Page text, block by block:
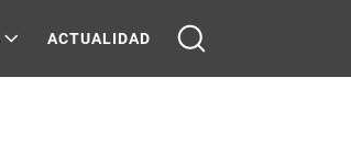
ACTUALIDAD